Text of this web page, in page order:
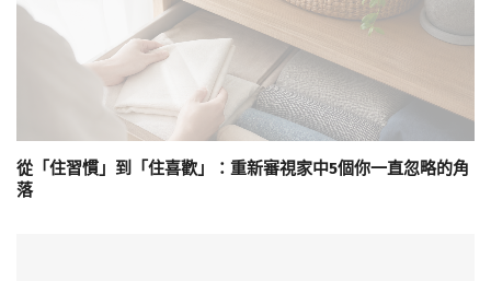
從「住習慣」到「住喜歡」：重新審視家中5個你一直忽略的角
落